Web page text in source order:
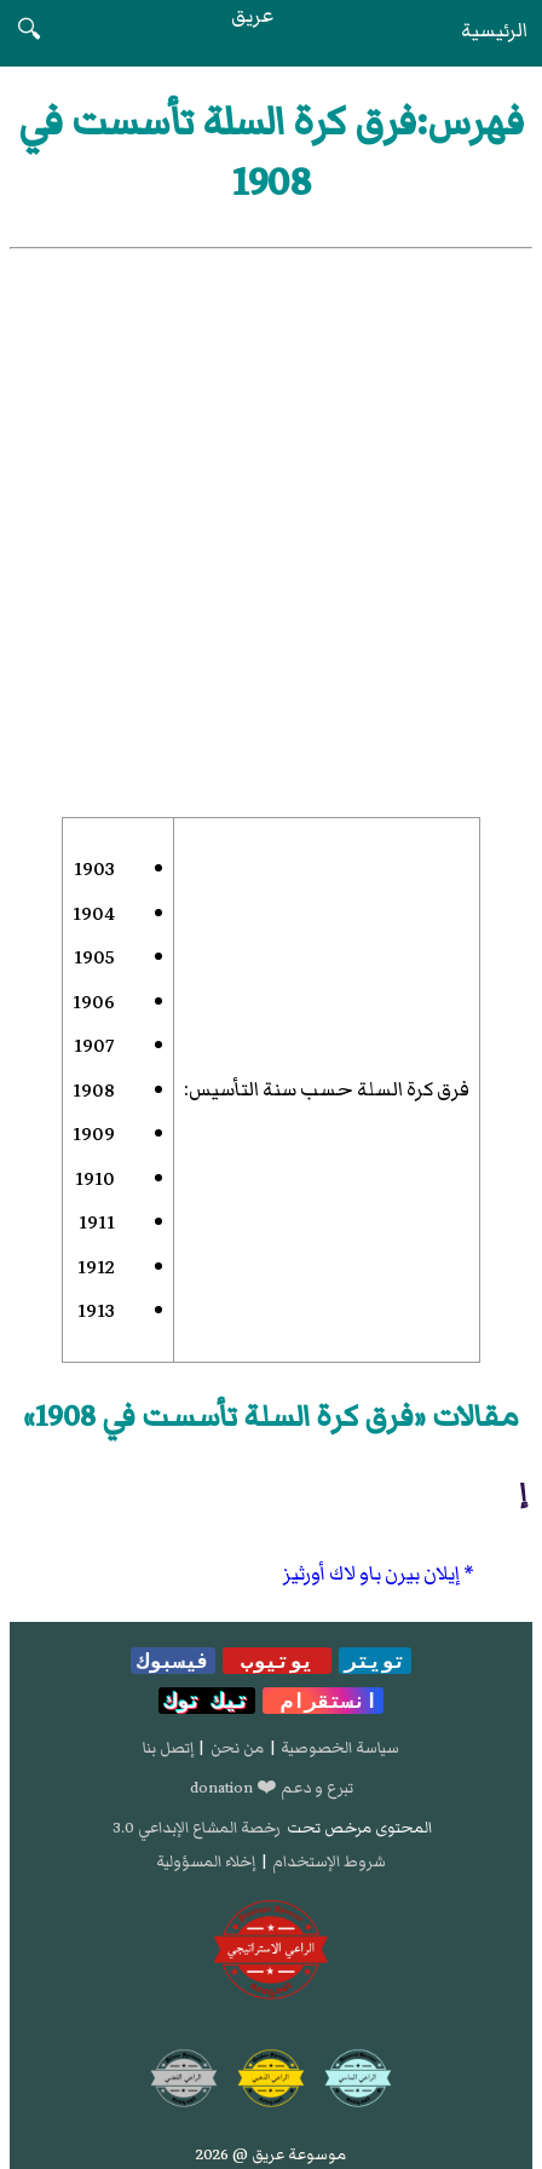
الرئيسية عريق
🔍
فهرس:فرق كرة السلة تأسست في
1908
فرق كرة السلة حسب سنة التأسيس:
1903
1904
1905
1906
1907
1908
1909
1910
1911
1912
1913
مقالات «فرق كرة السلة تأسست في 1908»
إ
إيلان بيرن باو لاك أورثيز
تويتر يوتيوب
فيسبوك
انستقرام
تيك توك
سياسة الخصوصية | من نحن | إتصل بنا
تبرع و دعم ❤️ donation
المحتوى مرخص تحت رخصة المشاع الإبداعي 3.0
شروط الإستخدام | إخلاء المسؤولية
موسوعة عريق @ 2026